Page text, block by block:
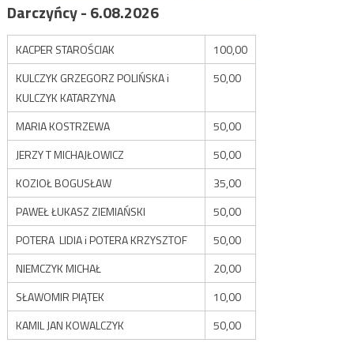
Darczyńcy - 6.08.2026
KACPER STAROŚCIAK
100,00
KULCZYK GRZEGORZ POLIŃSKA i
KULCZYK KATARZYNA
50,00
MARIA KOSTRZEWA
50,00
JERZY T MICHAJŁOWICZ
50,00
KOZIOŁ BOGUSŁAW
35,00
PAWEŁ ŁUKASZ ZIEMIAŃSKI
50,00
POTERA LIDIA i POTERA KRZYSZTOF
50,00
NIEMCZYK MICHAŁ
20,00
SŁAWOMIR PIĄTEK
10,00
KAMIL JAN KOWALCZYK
50,00